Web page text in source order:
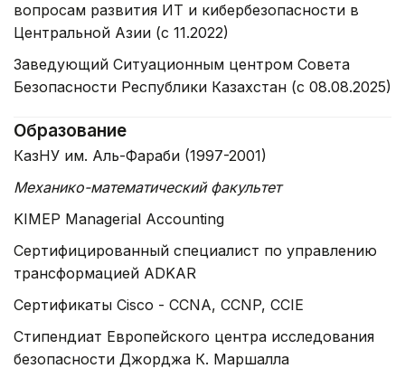
вопросам развития ИТ и кибербезопасности в
Центральной Азии (с 11.2022)
Заведующий Ситуационным центром Совета
Безопасности Республики Казахстан (с 08.08.2025)
Образование
КазНУ им. Аль-Фараби (1997-2001)
Механико-математический факультет
KIMEP Managerial Accounting
Сертифицированный специалист по управлению
трансформацией ADKAR
Сертификаты Cisco - CCNA, CCNP, CCIE
Стипендиат Европейского центра исследования
безопасности Джорджа К. Маршалла